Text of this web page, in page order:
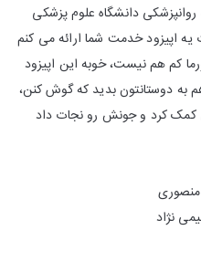
دانشگاه علوم پزشکی
اپیزود خدمت شما ارائه می کنم
کم هم نیست، خوبه این اپیزود
دوستانتون بدید که گوش کنن،
کمک کرد و جونش رو نجات داد
منصوری
نژاد